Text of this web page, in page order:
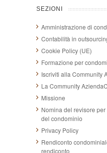
SEZIONI
Amministrazione di
Contabilità in
Cookie Policy (UE)
Formazione per
Iscriviti alla Community
La Community
Missione
Nomina del revisore
del condominio
Privacy Policy
Rendiconto
rendiconto